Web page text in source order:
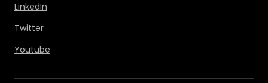
LinkedIn
Twitter
Youtube